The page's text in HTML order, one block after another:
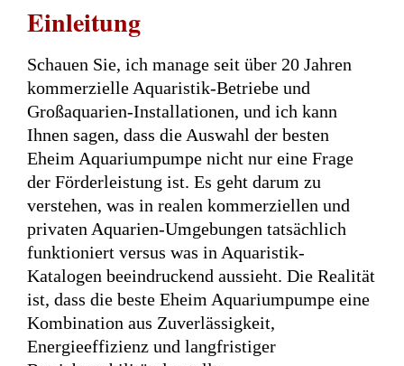
Einleitung
Schauen Sie, ich manage seit über 20 Jahren
kommerzielle Aquaristik-Betriebe und
Großaquarien-Installationen, und ich kann
Ihnen sagen, dass die Auswahl der besten
Eheim Aquariumpumpe nicht nur eine Frage
der Förderleistung ist. Es geht darum zu
verstehen, was in realen kommerziellen und
privaten Aquarien-Umgebungen tatsächlich
funktioniert versus was in Aquaristik-
Katalogen beeindruckend aussieht. Die Realität
ist, dass die beste Eheim Aquariumpumpe eine
Kombination aus Zuverlässigkeit,
Energieeffizienz und langfristiger